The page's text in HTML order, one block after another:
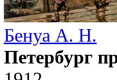
Бенуа А. Н.
Петербург